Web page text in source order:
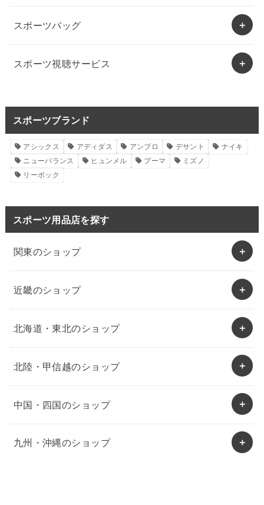
スポーツバッグ
スポーツ視聴サービス
スポーツブランド
アシックス アディダス アンブロ デサント
ナイキ
ニューバランス
ヒュンメル プーマ
ミズノ
リーボック
スポーツ用品店を探す
関東のショップ
近畿のショップ
北海道・東北のショップ
北陸・甲信越のショップ
中国・四国のショップ
九州・沖縄のショップ